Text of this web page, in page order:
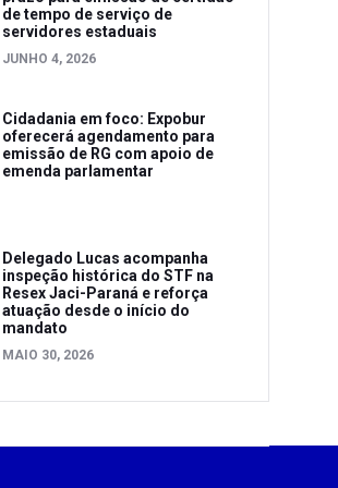
de tempo de serviço de
servidores estaduais
JUNHO 4, 2026
Cidadania em foco: Expobur
oferecerá agendamento para
emissão de RG com apoio de
emenda parlamentar
Delegado Lucas acompanha
inspeção histórica do STF na
Resex Jaci-Paraná e reforça
atuação desde o início do
mandato
MAIO 30, 2026